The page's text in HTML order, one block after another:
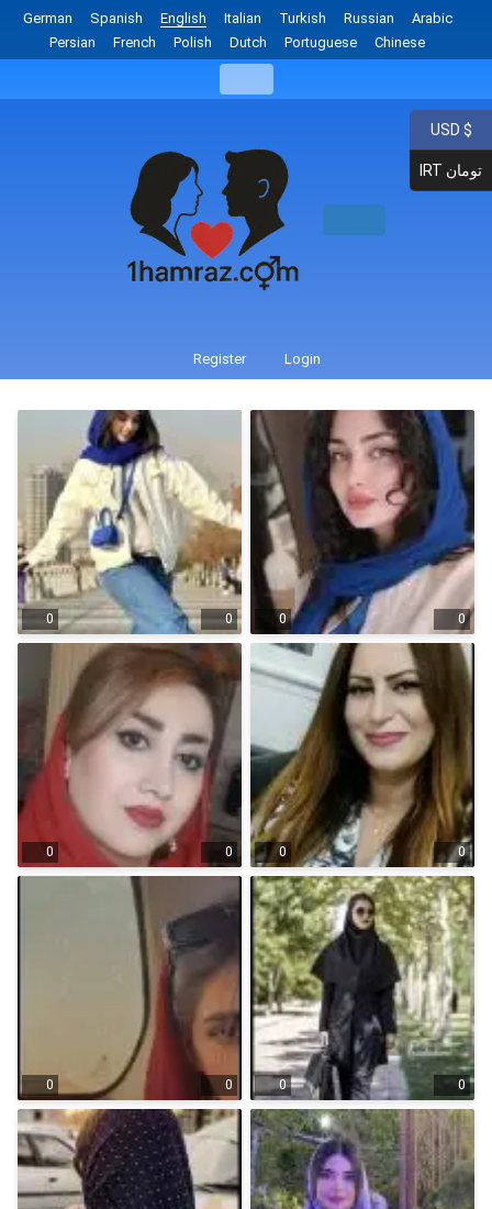
German Spanish English Italian Turkish Russian
Arabic
Persian
French Polish Dutch Portuguese Chinese
Register Login
0 0 0 0
0 0 0 0
0 0 0 0
USD $
IRT تومان